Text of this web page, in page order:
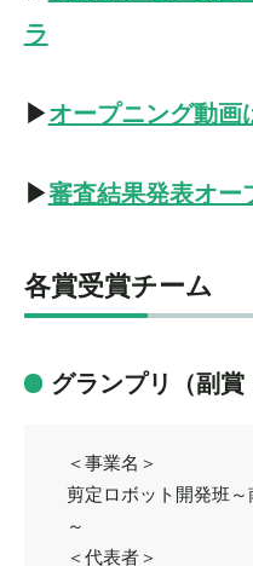
ラ
▶オープニング動画
▶審査結果発表オー
各賞受賞チーム
グランプリ（副賞
＜事業名＞
剪定ロボット開発班
～
＜代表者＞